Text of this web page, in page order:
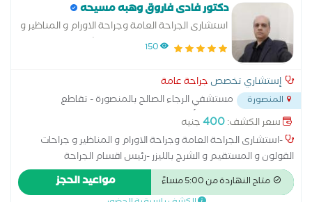
دكتور فادى فاروق وهبه مسيحه
استشارى الجراحة العامة وجراحة الاورام و المناظير و
جراحات القولون و المستقيم و الشرج
150
إستشاري تخصص جراحة عامة
المنصورة
مستشفي الرجاء الصالح بالمنصورة - تقاطع
شارع جيهان و شارع الترعة أمام الدفاع المدني
سعر الكشف:400جنيه
-استشارى الجراحة العامة وجراحة الاورام و المناظير و جراحات
القولون و المستقيم و الشرج بالليزر -رئيس اقسام الجراحة
بمستشفى الشرطة بالإسكندرية .-متخصص في جراحات البواسير و
الشرخ و الناصور بالليزر -خبرة 24 عام في جراحات الثدى و الغدة الدرقية
متاح النهاردة من 5:00 مساءً مواعيد الحجز